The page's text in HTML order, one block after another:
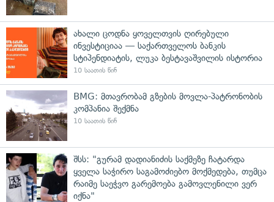
ახალი ცოდნა ყოველთვის ღირებული
ინვესტიციაა — საქართველოს ბანკის
სტიპენდიატის, ლუკა ბესტავაშვილის ისტორია
10 საათის წინ
BMG: მთავრობამ გზების მოვლა-პატრონობის
კომპანია შექმნა
10 საათის წინ
შსს: "გურამ დადიანიძის საქმეზე ჩატარდა
ყველა საჭირო საგამოძიებო მოქმედება, თუმცა
რაიმე საეჭვო გარემოება გამოვლენილი ვერ
იქნა"